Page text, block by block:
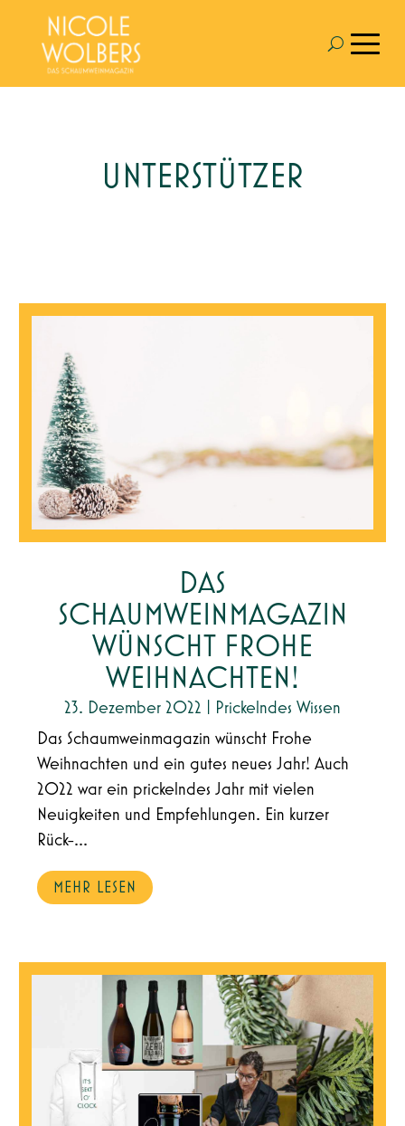
UNTERSTÜTZER
DAS
SCHAUMWEINMAGAZIN
WÜNSCHT FROHE
WEIHNACHTEN!
23. Dezember 2022
Prickelndes Wissen
Das Schaumweinmagazin wünscht Frohe
Weihnachten und ein gutes neues Jahr! Auch
2022 war ein prickelndes Jahr mit vielen
Neuigkeiten und Empfehlungen. Ein kurzer
Rück-...
MEHR LESEN